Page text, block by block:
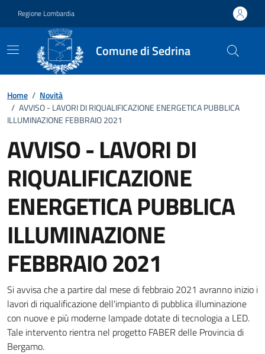
Regione Lombardia
Comune di Sedrina
Home / Novità
/ AVVISO - LAVORI DI RIQUALIFICAZIONE ENERGETICA PUBBLICA
ILLUMINAZIONE FEBBRAIO 2021
AVVISO - LAVORI DI
RIQUALIFICAZIONE
ENERGETICA PUBBLICA
ILLUMINAZIONE
FEBBRAIO 2021
Dettagli della notizia
Si avvisa che a partire dal mese di febbraio 2021 avranno inizio i
lavori di riqualificazione dell'impianto di pubblica illuminazione
con nuove e più moderne lampade dotate di tecnologia a LED.
Tale intervento rientra nel progetto FABER delle Provincia di
Bergamo.